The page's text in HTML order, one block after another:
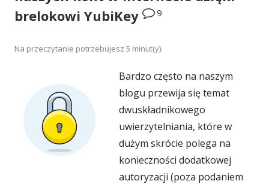
brelokowi YubiKey
9
Na przeczytanie potrzebujesz 5 minut(y).
Bardzo często na naszym
blogu przewija się temat
dwuskładnikowego
uwierzytelniania, które w
dużym skrócie polega na
konieczności dodatkowej
autoryzacji (poza podaniem